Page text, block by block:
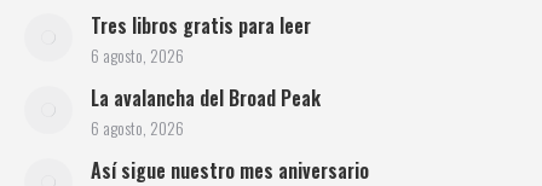
Tres libros gratis para leer
6 agosto, 2026
La avalancha del Broad Peak
6 agosto, 2026
Así sigue nuestro mes aniversario